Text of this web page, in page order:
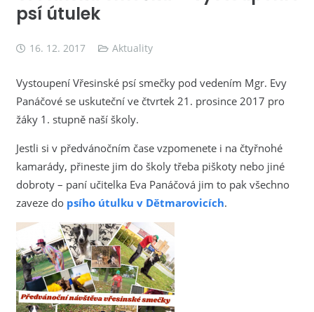
psí útulek
16. 12. 2017 Aktuality
Vystoupení Vřesinské psí smečky pod vedením Mgr. Evy
Panáčové se uskuteční ve čtvrtek 21. prosince 2017 pro
žáky 1. stupně naší školy.
Jestli si v předvánočním čase vzpomenete i na čtyřnohé
kamarády, přineste jim do školy třeba piškoty nebo jiné
dobroty – paní učitelka Eva Panáčová jim to pak všechno
zaveze do psího útulku v Dětmarovicích.